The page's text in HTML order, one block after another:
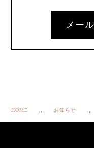
メー
HOME お知らせ